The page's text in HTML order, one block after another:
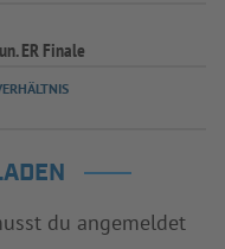
ER Finale
du angemeldet